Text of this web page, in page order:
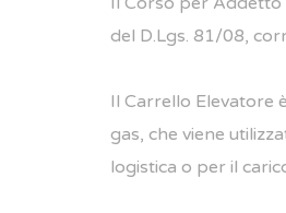
del D.Lgs. 81/08,
Il Carrello Elevatore
gas, che viene
logistica o per il